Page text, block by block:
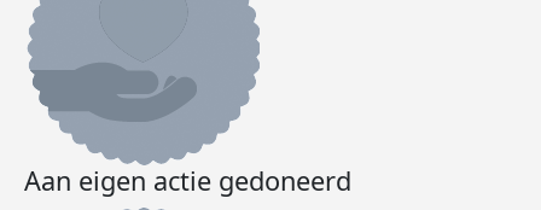
Aan eigen actie gedoneerd